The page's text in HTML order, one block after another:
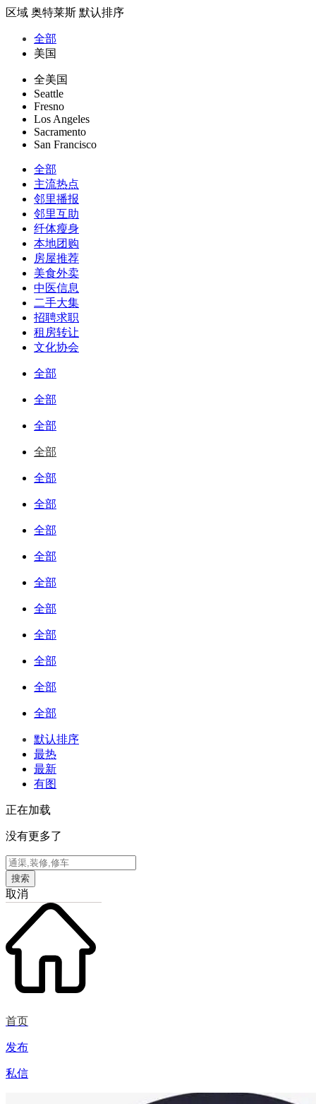
区域 奥特莱斯 默认排序
全部
美国
全美国
Seattle
Fresno
Los Angeles
Sacramento
San Francisco
全部
主流热点
邻里播报
邻里互助
纤体瘦身
本地团购
房屋推荐
美食外卖
中医信息
二手大集
招聘求职
租房转让
文化协会
全部
全部
全部
全部
全部
全部
全部
全部
全部
全部
全部
全部
全部
全部
默认排序
最热
最新
有图
正在加载
没有更多了
搜索
取消
首页
发布
私信